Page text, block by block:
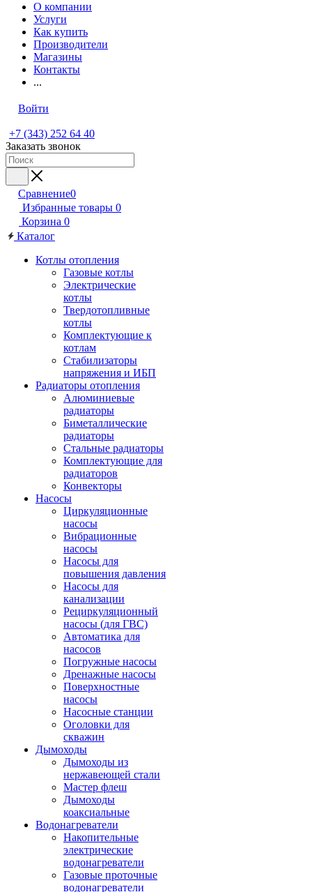
О компании
Услуги
Как купить
Производители
Магазины
Контакты
...
Войти
+7 (343) 252 64 40
Заказать звонок
Сравнение0
Избранные товары 0
Корзина 0
Каталог
Котлы отопления
Газовые котлы
Электрические
котлы
Твердотопливные
котлы
Комплектующие к
котлам
Стабилизаторы
напряжения и ИБП
Радиаторы отопления
Алюминиевые
радиаторы
Биметаллические
радиаторы
Стальные радиаторы
Комплектующие для
радиаторов
Конвекторы
Насосы
Циркуляционные
насосы
Вибрационные
насосы
Насосы для
повышения давления
Насосы для
канализации
Рециркуляционный
насосы (для ГВС)
Автоматика для
насосов
Погружные насосы
Дренажные насосы
Поверхностные
насосы
Насосные станции
Оголовки для
скважин
Дымоходы
Дымоходы из
нержавеющей стали
Мастер флеш
Дымоходы
коаксиальные
Водонагреватели
Накопительные
электрические
водонагреватели
Газовые проточные
водонагреватели